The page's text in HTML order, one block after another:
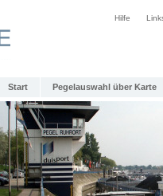
Hilfe
Start Pegelauswahl über Karte